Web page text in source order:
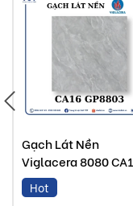
Gạch Lát Nền
Viglacera 8080
GP8803
Hot